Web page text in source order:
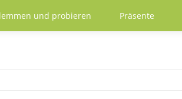
und probieren Präsente